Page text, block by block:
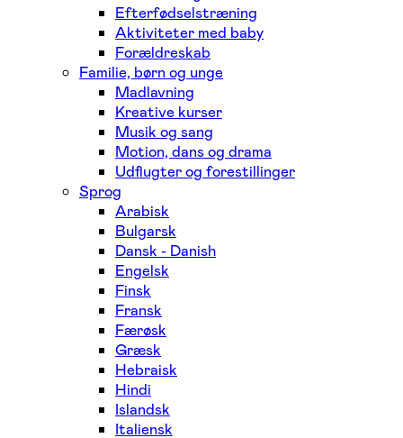
Efterfødselstræning
Aktiviteter med baby
Forældreskab
Familie, børn og unge
Madlavning
Kreative kurser
Musik og sang
Motion, dans og drama
Udflugter og forestillinger
Sprog
Arabisk
Bulgarsk
Dansk - Danish
Engelsk
Finsk
Fransk
Færøsk
Græsk
Hebraisk
Hindi
Islandsk
Italiensk